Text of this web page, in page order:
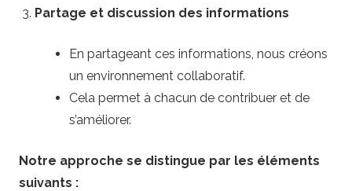
Partage et discussion des informations
En partageant ces informations, nous créons
un environnement collaboratif.
Cela permet à chacun de contribuer et de
s’améliorer.
Notre approche se distingue par les éléments
suivants :